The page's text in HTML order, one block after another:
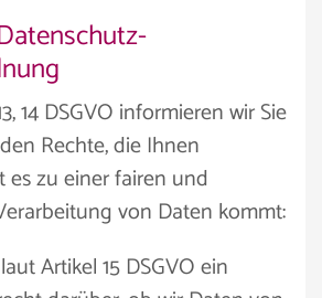
14 DSGVO informieren wir Sie
Rechte, die Ihnen
es zu einer fairen und
von Daten kommt:
Artikel 15 DSGVO ein